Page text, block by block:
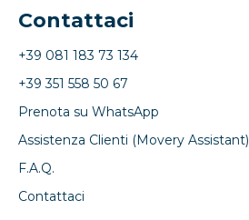
Contattaci
+39 081 183 73 134
+39 351 558 50 67
Prenota su WhatsApp
Assistenza Clienti (Movery Assistant)
F.A.Q.
Contattaci